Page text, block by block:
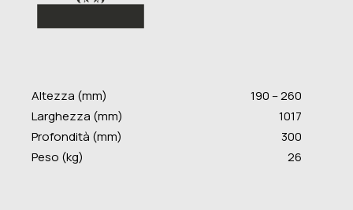
Altezza (mm)
190 – 260
Larghezza (mm)
1017
Profondità (mm)
300
Peso (kg)
26